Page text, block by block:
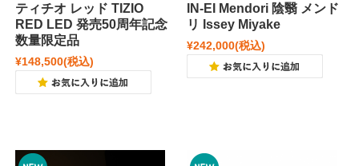
ティチオ レッド TIZIO
RED LED 発売50周年記念
数量限定品
¥148,500(税込)
IN-EI Mendori 陰翳 メンド
リ Issey Miyake
¥242,000(税込)